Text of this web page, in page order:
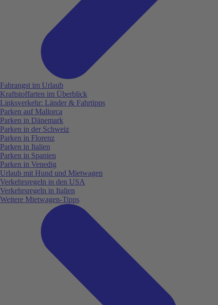
Fahrangst im Urlaub
Kraftstoffarten im Überblick
Linksverkehr: Länder & Fahrtipps
Parken auf Mallorca
Parken in Dänemark
Parken in der Schweiz
Parken in Florenz
Parken in Italien
Parken in Spanien
Parken in Venedig
Urlaub mit Hund und Mietwagen
Verkehrsregeln in den USA
Verkehrsregeln in Italien
Weitere Mietwagen-Tipps